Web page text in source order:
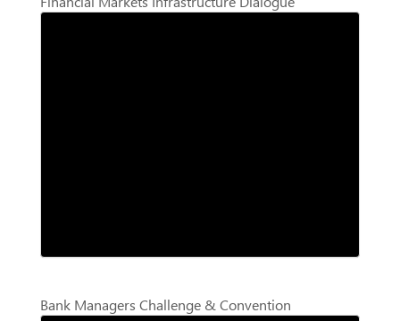
Bank Managers Challenge & Convention